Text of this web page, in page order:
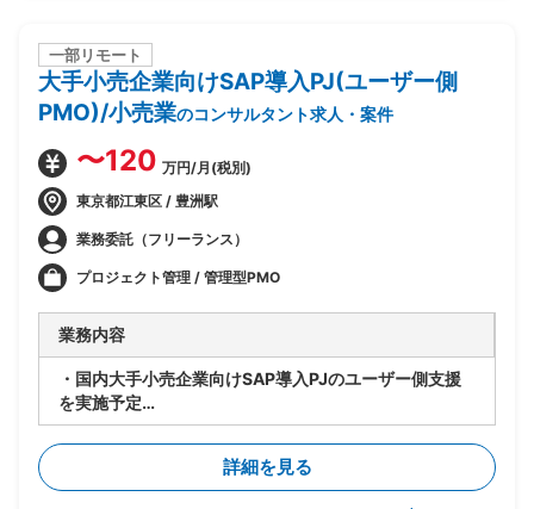
一部リモート
大手小売企業向けSAP導入PJ(ユーザー側
PMO)/小売業のコンサルタント求人・案件
〜120 万円/月(税別)
東京都江東区 / 豊洲駅
業務委託（フリーランス）
プロジェクト管理 / 管理型PMO
業務内容
・国内大手小売企業向けSAP導入PJのユーザー側支援
を実施予定
・要件定義/設計フェーズ(2026年7月~9月)を担当
・顧客社内の合意形成
・将来SAP展開に向けたスコープと優先順位整理
・経営層および各社内推進リードの意識改革推進
詳細を見る